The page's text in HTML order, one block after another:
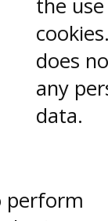
the
does
any
data.
perform